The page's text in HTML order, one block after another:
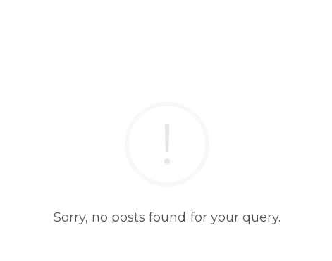
Sorry, no posts found for your query.